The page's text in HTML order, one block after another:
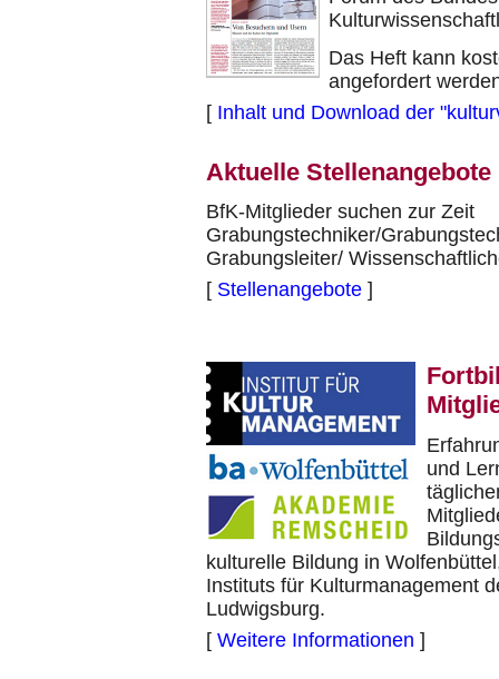
Das Heft kann
angefordert
[ Inhalt und Download der
Aktuelle Stellenangebote
BfK-Mitglieder suchen zur Zeit
Grabungstechniker/
Grabungsleiter/
[ Stellenangebote ]
und
kulturelle Bildung in
Instituts für Kulturmanagement
Ludwigsburg.
[ Weitere Informationen ]